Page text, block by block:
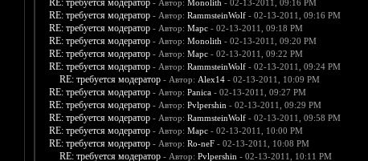
RE: требуется модератор - Автор: Monolith - 02-13-2011, 09:16 PM
RE: требуется модератор - Автор: RammsteinWolf- 02-13-2011, 09:16 PM
RE: требуется модератор - Автор: Марс- 02-13-2011, 09:18 PM
RE: требуется модератор - Автор: Monolith - 02-13-2011, 09:20 PM
RE: требуется модератор - Автор: Марс- 02-13-2011, 09:22 PM
RE: требуется модератор - Автор: RammsteinWolf- 02-13-2011, 09:24 PM
RE: требуется модератор - Автор: Alex14- 02-13-2011, 10:09 PM
RE: требуется модератор - Автор: Panica- 02-13-2011, 09:27 PM
RE: требуется модератор - Автор: Pvlpershin - 02-13-2011, 09:29 PM
RE: требуется модератор - Автор: RammsteinWolf- 02-13-2011, 09:58 PM
RE: требуется модератор - Автор: Марс- 02-13-2011, 10:00 PM
RE: требуется модератор - Автор: Ro-neF- 02-13-2011, 10:08 PM
RE: требуется модератор - Автор: Pvlpershin - 02-13-2011, 10:11 PM